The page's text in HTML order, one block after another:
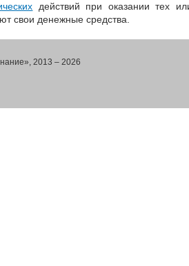
действий при оказании тех
свои денежные средства.
2013 – 2026